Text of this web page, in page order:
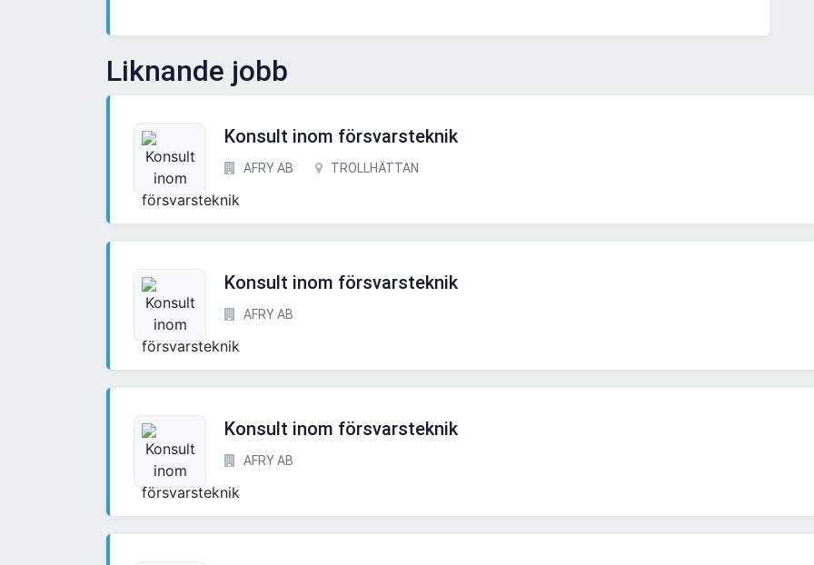
Liknande jobb
Konsult inom försvarsteknik
AFRY AB TROLLHÄTTAN
Konsult inom försvarsteknik
AFRY AB
Konsult inom försvarsteknik
AFRY AB